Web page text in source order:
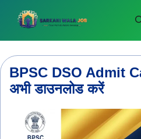
content
BPSC DSO Admit
अभी डाउनलोड करें